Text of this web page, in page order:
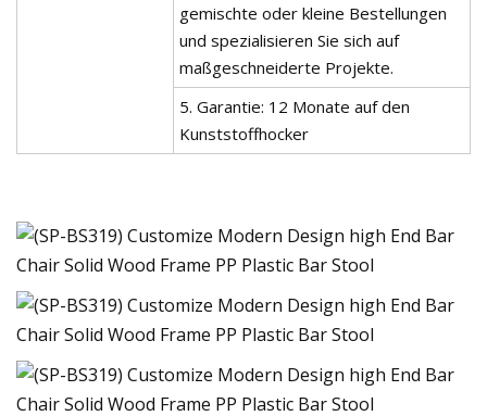
gemischte oder kleine Bestellungen
und spezialisieren Sie sich auf
maßgeschneiderte Projekte.
5. Garantie: 12 Monate auf den
Kunststoffhocker